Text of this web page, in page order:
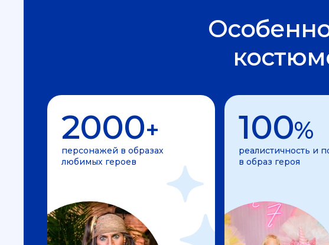
2000+
персонажей в образах
любимых героев
100%
реалистичность и
в образ героя